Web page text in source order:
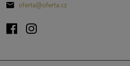
oferta@oferta.cz